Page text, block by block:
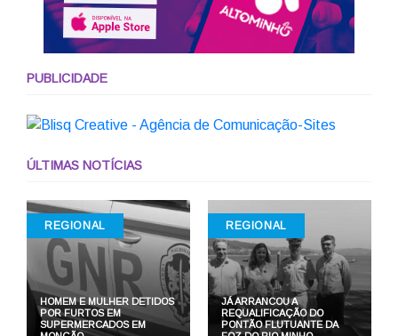
PUBLICIDADE
ÚLTIMAS NOTÍCIAS
REGIONAL
HOMEM E MULHER DETIDOS
POR FURTOS EM
SUPERMERCADOS EM
REGIONAL
JÁ ARRANCOU A
REQUALIFICAÇÃO DO
PONTÃO FLUTUANTE DA